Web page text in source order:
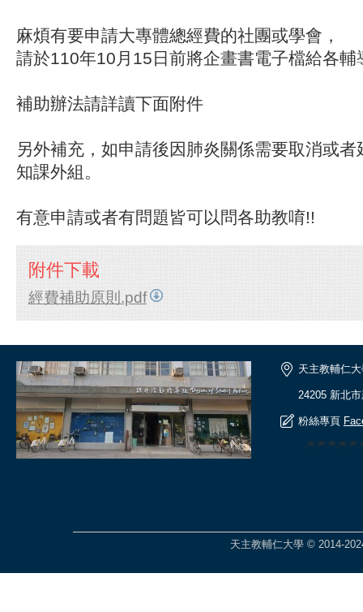
麻煩有要申請大專體總經費的社團或學會，
請於110年10月15日前將企畫書電子檔給各輔
補助辦法請詳讀下面附件
另外補充，如申請後因肺炎關係需要取消或
知課外組。
有意申請或者有問題皆可以問各助教唷!!
附件下載
經費補助原則.pdf
天主教輔仁
24205 新北
粉絲專頁
天主教輔仁大學 © 2014-